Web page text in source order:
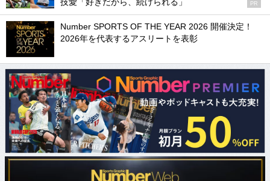
技愛「好きだから、続けられる」
PR
Number SPORTS OF THE YEAR 2026 開催決定！
2026年を代表するアスリートを表彰